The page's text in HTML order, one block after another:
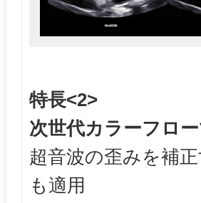
特長<2>
次世代カラーフロ
超音波の歪みを補
も適用